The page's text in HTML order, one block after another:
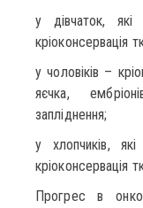
у дівчаток,
кріоконсервація
у чоловіків –
яєчка,
запліднення;
у хлопчиків,
кріоконсервація
Прогрес в